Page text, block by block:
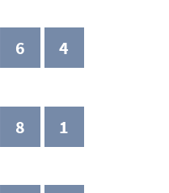
6 4
8 1